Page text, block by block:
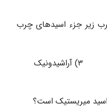
زیر جزء اسیدهای چرب
۱) استئاریک ۲) اولئیک ۳) آراشیدونیک